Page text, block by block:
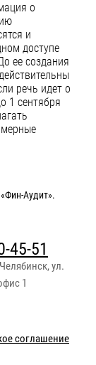
о
и
доступе
ее создания
речь идет о
1 сентября
Аудит».
45-51
Челябинск,ул.
1
соглашение